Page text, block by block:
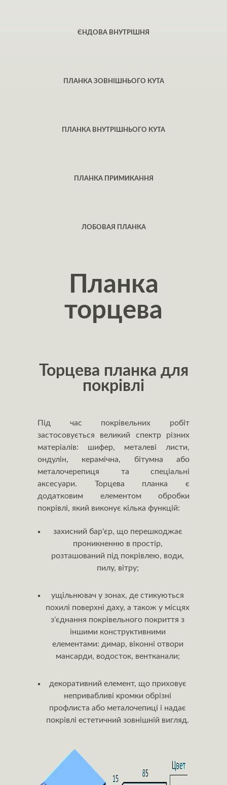
ЄНДОВА ВНУТРІШНЯ
ПЛАНКА ЗОВНІШНЬОГО КУТА
ПЛАНКА ВНУТРІШНЬОГО КУТА
ПЛАНКА ПРИМИКАННЯ
ЛОБОВАЯ ПЛАНКА
Планка
торцева
Торцева планка для
покрівлі
Під час покрівельних робіт
застосовується великий спектр різних
матеріалів: шифер, металеві листи,
ондулін, керамічна, бітумна або
металочерепиця та спеціальні
аксесуари. Торцева планка є
додатковим елементом обробки
покрівлі, який виконує кілька функцій:
захисний бар'єр, що перешкоджає
проникненню в простір,
розташований під покрівлею, води,
пилу, вітру;
ущільнювач у зонах, де стикуються
похилі поверхні даху, а також у місцях
з'єднання покрівельного покриття з
іншими конструктивними
елементами: димар, віконні отвори
мансарди, водосток, вентканали;
декоративний елемент, що приховує
непривабливі кромки обрізні
профлиста або металочепиці і надає
покрівлі естетичний зовнішній вигляд.